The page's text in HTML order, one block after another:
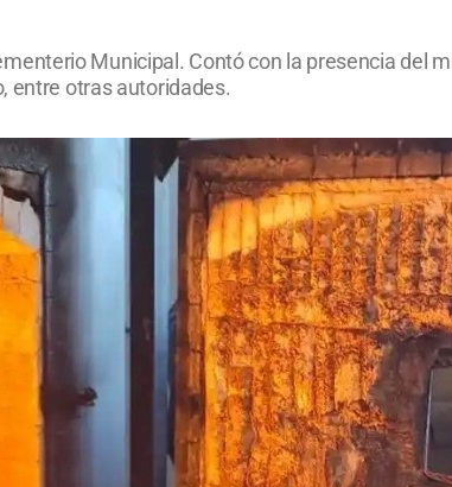
Municipal. Contó con la presencia del
entre otras autoridades.